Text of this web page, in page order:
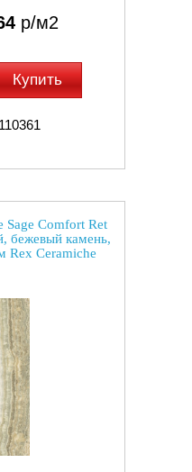
р/м2
Купить
Sage Comfort Ret
бежевый камень,
Rex Ceramiche